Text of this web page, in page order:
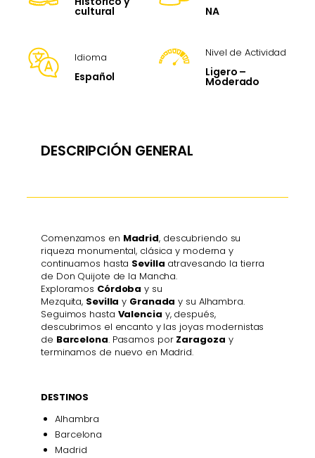
cultural NA
Idioma
Español
Nivel de Actividad
Ligero –
Moderado
DESCRIPCIÓN GENERAL
Comenzamos en Madrid, descubriendo su
riqueza monumental, clásica y moderna y
continuamos hasta Sevilla atravesando la tierra
de Don Quijote de la Mancha.
Exploramos Córdoba y su
Mezquita, Sevilla y Granada y su Alhambra.
Seguimos hasta Valencia y, después,
descubrimos el encanto y las joyas modernistas
de Barcelona. Pasamos por Zaragoza y
terminamos de nuevo en Madrid.
DESTINOS
Alhambra
Barcelona
Madrid